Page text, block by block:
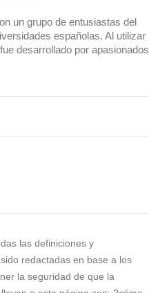
un grupo de entusiastas del
españolas. Al utilizar
desarrollado por apasionados
las definiciones y
redactadas en base a los
la seguridad de que la